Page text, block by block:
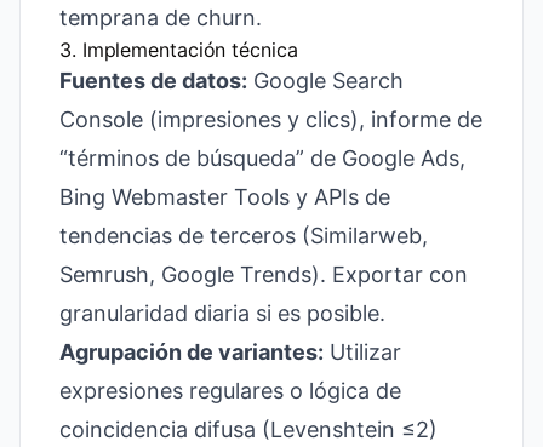
temprana de churn.
3. Implementación técnica
Fuentes de datos: Google Search
Console (impresiones y clics), informe de
“términos de búsqueda” de Google Ads,
Bing Webmaster Tools y APIs de
tendencias de terceros (Similarweb,
Semrush, Google Trends). Exportar con
granularidad diaria si es posible.
Agrupación de variantes: Utilizar
expresiones regulares o lógica de
coincidencia difusa (Levenshtein ≤2)